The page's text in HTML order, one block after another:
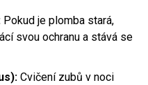
Pokud je plomba stará,
svou ochranu a stává se
Cvičení zubů v noci